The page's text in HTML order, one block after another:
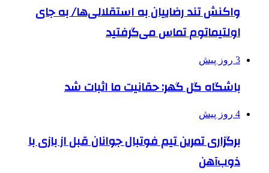
واکنش تند رضاییان به استقلالی‌ها/ به جای
اولتیماتوم تماس می‌گرفتید
3 روز پیش
باشگاه گل گهر: حقانیت ما اثبات شد
4 روز پیش
برگزاری تمرین تیم فوتبال جوانان قبل از بازی با
ذوب‌آهن